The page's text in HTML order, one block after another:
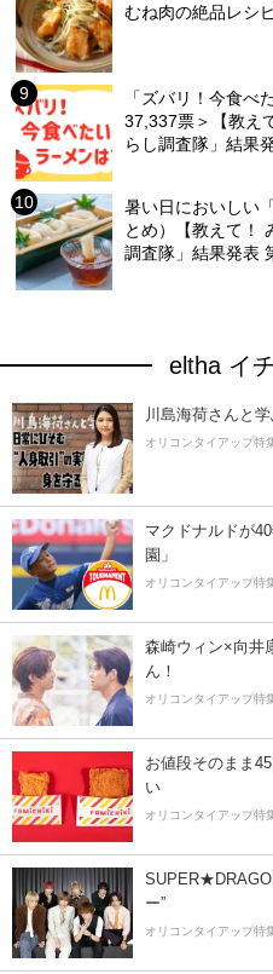
むね肉の絶品レシ
「ズバリ！今食べ
37,337票＞【教え
らし調査隊」結果
暑い日においしい
とめ）【教えて！
調査隊」結果発表
eltha イ
川島海荷さんと
オリコンタイアップ特
マクドナルドが
園」
オリコンタイアップ特
森崎ウィン×向井
ん！
オリコンタイアップ特
お値段そのまま
い
オリコンタイアップ特
ー”
オリコンタイアップ特